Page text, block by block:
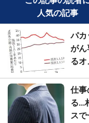
人気の記事
パカ
がん
るオ
仕事
る...
ス